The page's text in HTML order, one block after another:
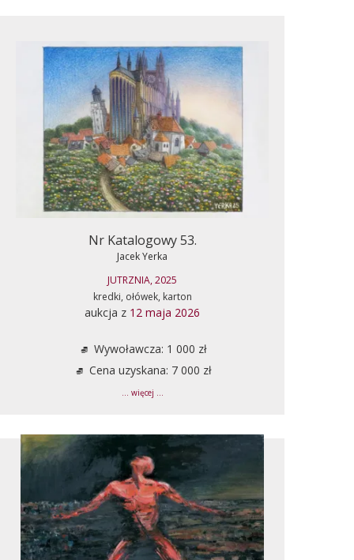
Nr Katalogowy 53.
Jacek Yerka
JUTRZNIA, 2025
kredki, ołówek, karton
aukcja z 12 maja 2026
Wywoławcza: 1 000 zł
Cena uzyskana: 7 000 zł
... więcej ...